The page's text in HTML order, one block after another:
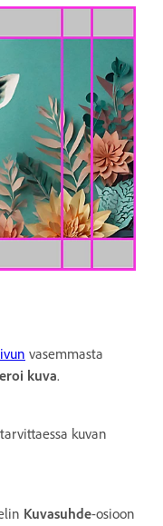
vasemmasta
kuva.
kuvan
Kuvasuhde-osioon